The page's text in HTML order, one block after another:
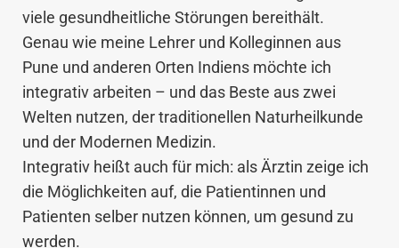
viele gesundheitliche Störungen bereithält.
Genau wie meine Lehrer und Kolleginnen aus
Pune und anderen Orten Indiens möchte ich
integrativ arbeiten – und das Beste aus zwei
Welten nutzen, der traditionellen Naturheilkunde
und der Modernen Medizin.
Integrativ heißt auch für mich: als Ärztin zeige ich
die Möglichkeiten auf, die Patientinnen und
Patienten selber nutzen können, um gesund zu
werden.